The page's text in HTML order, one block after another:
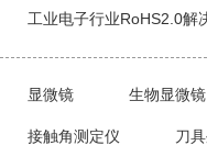
工业电子行业RoHS2.0解
显微镜 生物显微镜
接触角测定仪 刀